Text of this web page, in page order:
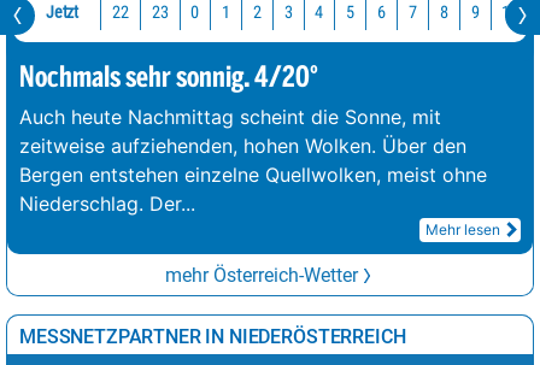
Jetzt 22 23 0 1 2 3 4 5 6 7 8 9 10
Nochmals sehr sonnig. 4/20°
Auch heute Nachmittag scheint die Sonne, mit
zeitweise aufziehenden, hohen Wolken. Über den
Bergen entstehen einzelne Quellwolken, meist ohne
Niederschlag. Der...
Mehr lesen
mehr Österreich-Wetter
MESSNETZPARTNER IN NIEDERÖSTERREICH